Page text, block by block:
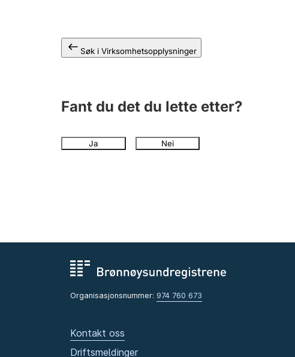
Søk i Virksomhetsopplysninger
Fant du det du lette etter?
Ja Nei
Organisasjonsnummer: 974 760 673
Kontakt oss
Driftsmeldinger